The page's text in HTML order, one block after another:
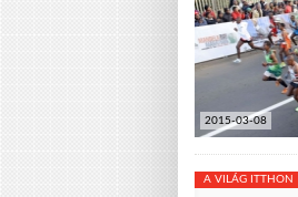
2015-03-08
A VILÁG ITTHON